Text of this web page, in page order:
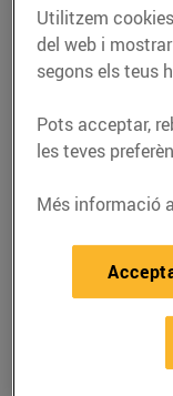
amb
Utilitzem
del web i
segons els teus
Pots acceptar,
les teves
Més informació